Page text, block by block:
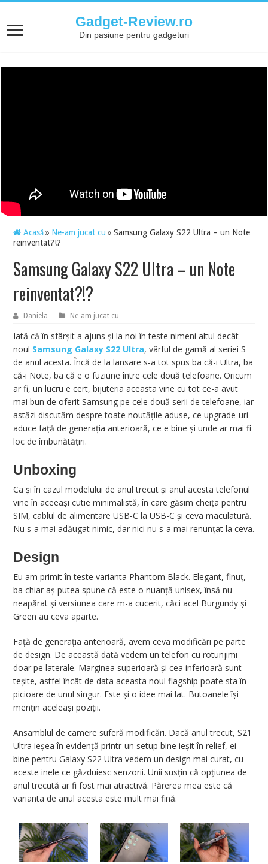
Gadget-Review.ro
Din pasiune pentru gadgeturi
Acasă » Ne-am jucat cu » Samsung Galaxy S22 Ultra – un Note
reinventat?!?
Samsung Galaxy S22 Ultra – un Note
reinventat?!?
Daniela Ne-am jucat cu
Iată că în sfârșit a ajuns și la noi în teste nimeni altul decât
noul Samsung Galaxy S22 Ultra, vârful de gamă al seriei S
de anul acesta. Încă de la lansare s-a tot spus ba că-i Ultra, ba
că-i Note, ba că e o fuziune între cele două telefoane. Oricum
ar fi, un lucru e cert, bijuteria aceasta vine cu tot ce-a avut
mai bun de oferit Samsung pe cele două serii de telefoane, iar
astăzi discutăm despre toate noutățile aduse, ce upgrade-uri
aduce față de generația anterioară, ce e bine și unde ar mai fi
loc de îmbunătățiri.
Unboxing
Ca și în cazul modelului de anul trecut și anul acesta telefonul
vine în aceeași cutie minimalistă, în care găsim cheița pentru
SIM, cablul de alimentare USB-C la USB-C și ceva maculatură.
Nu s-a mai adăugat nimic, dar nici nu s-a mai renunțat la ceva.
Design
Eu am primit în teste varianta Phantom Black. Elegant, finuț,
ba chiar aș putea spune că este o nuanță unisex, însă nu
neapărat și versiunea care m-a cucerit, căci acel Burgundy și
Green au ceva aparte.
Față de generația anterioară, avem ceva modificări pe parte
de design. De această dată vedem un telefon cu rotunjimi
doar pe laterale. Marginea superioară și cea inferioară sunt
teșite, astfel încât de data aceasta noul flagship poate sta în
picioare de unul singur. Este și o idee mai lat. Butoanele își
mențin aceleași poziții.
Ansamblul de camere suferă modificări. Dacă anul trecut, S21
Ultra ieșea în evidență printr-un setup bine ieșit în relief, ei
bine pentru Galaxy S22 Ultra vedem un design mai curat, cu
aceste inele ce găzduiesc senzorii. Unii susțin că opțiunea de
anul trecută ar fi fost mai atractivă. Părerea mea este că
varianta de anul acesta este mult mai fină.